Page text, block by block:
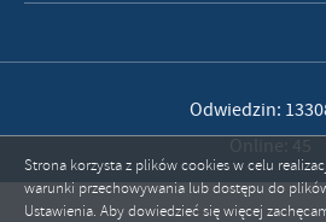
Odwiedzin:
Strona korzysta z plików cookies w celu
warunki przechowywania lub dostępu do
Ustawienia. Aby dowiedzieć się więcej